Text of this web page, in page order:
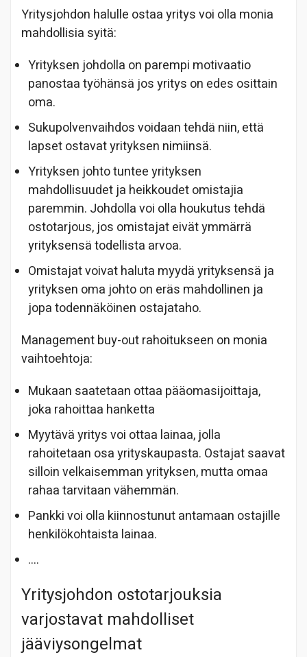
Yritysjohdon halulle ostaa yritys voi olla monia
mahdollisia syitä:
Yrityksen johdolla on parempi motivaatio
panostaa työhänsä jos yritys on edes osittain
oma.
Sukupolvenvaihdos voidaan tehdä niin, että
lapset ostavat yrityksen nimiinsä.
Yrityksen johto tuntee yrityksen
mahdollisuudet ja heikkoudet omistajia
paremmin. Johdolla voi olla houkutus tehdä
ostotarjous, jos omistajat eivät ymmärrä
yrityksensä todellista arvoa.
Omistajat voivat haluta myydä yrityksensä ja
yrityksen oma johto on eräs mahdollinen ja
jopa todennäköinen ostajataho.
Management buy-out rahoitukseen on monia
vaihtoehtoja:
Mukaan saatetaan ottaa pääomasijoittaja,
joka rahoittaa hanketta
Myytävä yritys voi ottaa lainaa, jolla
rahoitetaan osa yrityskaupasta. Ostajat saavat
silloin velkaisemman yrityksen, mutta omaa
rahaa tarvitaan vähemmän.
Pankki voi olla kiinnostunut antamaan ostajille
henkilökohtaista lainaa.
….
Yritysjohdon ostotarjouksia
varjostavat mahdolliset
jääviysongelmat